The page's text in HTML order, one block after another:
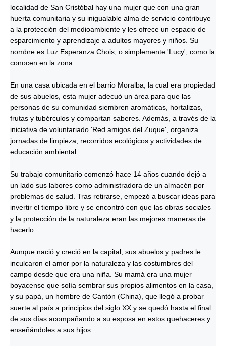
localidad de San Cristóbal hay una mujer que con una gran
huerta comunitaria y su inigualable alma de servicio contribuye
a la protección del medioambiente y les ofrece un espacio de
esparcimiento y aprendizaje a adultos mayores y niños. Su
nombre es Luz Esperanza Chois, o simplemente 'Lucy', como la
conocen en la zona.
En una casa ubicada en el barrio Moralba, la cual era propiedad
de sus abuelos, esta mujer adecuó un área para que las
personas de su comunidad siembren aromáticas, hortalizas,
frutas y tubérculos y compartan saberes. Además, a través de la
iniciativa de voluntariado 'Red amigos del Zuque', organiza
jornadas de limpieza, recorridos ecológicos y actividades de
educación ambiental.
Su trabajo comunitario comenzó hace 14 años cuando dejó a
un lado sus labores como administradora de un almacén por
problemas de salud. Tras retirarse, empezó a buscar ideas para
invertir el tiempo libre y se encontró con que las obras sociales
y la protección de la naturaleza eran las mejores maneras de
hacerlo.
Aunque nació y creció en la capital, sus abuelos y padres le
inculcaron el amor por la naturaleza y las costumbres del
campo desde que era una niña. Su mamá era una mujer
boyacense que solía sembrar sus propios alimentos en la casa,
y su papá, un hombre de Cantón (China), que llegó a probar
suerte al país a principios del siglo XX y se quedó hasta el final
de sus días acompañando a su esposa en estos quehaceres y
enseñándoles a sus hijos.